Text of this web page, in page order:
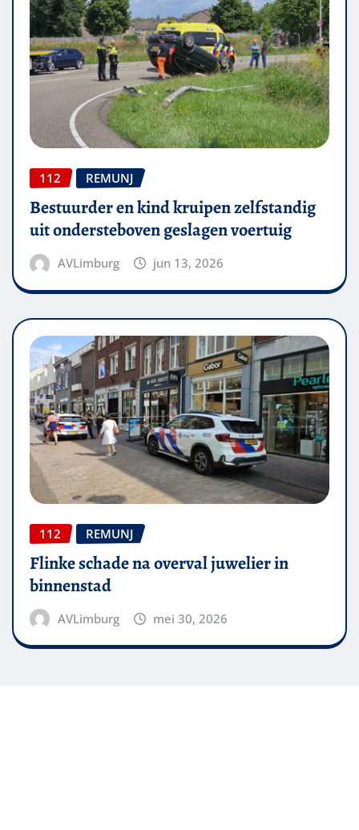
112 REMUNJ
Bestuurder en kind kruipen zelfstandig
uit ondersteboven geslagen voertuig
AVLimburg jun 13, 2026
112 REMUNJ
Flinke schade na overval juwelier in
binnenstad
AVLimburg mei 30, 2026